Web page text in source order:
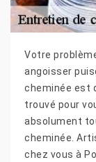
Votre
angoisser
cheminée est
trouvé pour
absolument
cheminée.
chez vous à